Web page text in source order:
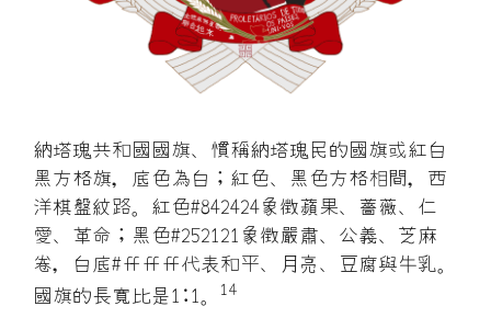
納塔瑰共和國國旗、慣稱納塔瑰民的國旗或紅白
黑方格旗，底色為白；紅色、黑色方格相間，西
洋棋盤紋路。紅色#842424象徴蘋果、薔薇、仁
愛、革命；黑色#252121象徴嚴肅、公義、芝麻
卷，白底#ffffff代表和平、月亮、豆腐與牛乳。
國旗的長寬比是1:1。
14